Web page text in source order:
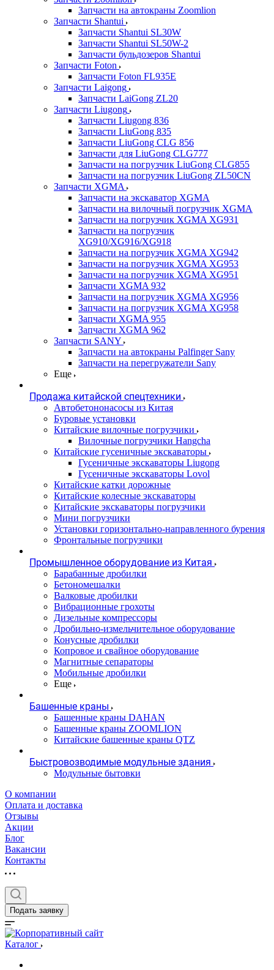
Запчасти на автокраны Zoomlion
Запчасти Shantui
Запчасти Shantui SL30W
Запчасти Shantui SL50W-2
Запчасти бульдозеров Shantui
Запчасти Foton
Запчасти Foton FL935E
Запчасти Laigong
Запчасти LaiGong ZL20
Запчасти Liugong
Запчасти Liugong 836
Запчасти LiuGong 835
Запчасти LiuGong CLG 856
Запчасти для LiuGong CLG777
Запчасти на погрузчик LiuGong CLG855
Запчасти на погрузчик LiuGong ZL50CN
Запчасти XGMA
Запчасти на экскаватор XGMA
Запчасти на вилочный погрузчик XGMA
Запчасти на погрузчик XGMA XG931
Запчасти на погрузчик
XG910/XG916/XG918
Запчасти на погрузчик XGMA XG942
Запчасти на погрузчик XGMA XG953
Запчасти на погрузчик XGMA XG951
Запчасти XGMA 932
Запчасти на погрузчик XGMA XG956
Запчасти на погрузчик XGMA XG958
Запчасти XGMA 955
Запчасти XGMA 962
Запчасти SANY
Запчасти на автокраны Palfinger Sany
Запчасти на перегружатели Sany
Еще
Продажа китайской спецтехники
Автобетононасосы из Китая
Буровые установки
Китайские вилочные погрузчики
Вилочные погрузчики Hangcha
Китайские гусеничные экскаваторы
Гусеничные экскаваторы Liugong
Гусеничные экскаваторы Lovol
Китайские катки дорожные
Китайские колесные экскаваторы
Китайские экскаваторы погрузчики
Мини погрузчики
Установки горизонтально-направленного бурения
Фронтальные погрузчики
Промышленное оборудование из Китая
Барабанные дробилки
Бетономешалки
Валковые дробилки
Вибрационные грохоты
Дизельные компрессоры
Дробильно-измельчительное оборудование
Конусные дробилки
Копровое и свайное оборудование
Магнитные сепараторы
Мобильные дробилки
Еще
Башенные краны
Башенные краны DAHAN
Башенные краны ZOOMLION
Китайские башенные краны QTZ
Быстровозводимые модульные здания
Модульные бытовки
О компании
Оплата и доставка
Отзывы
Акции
Блог
Вакансии
Контакты
Подать заявку
Каталог